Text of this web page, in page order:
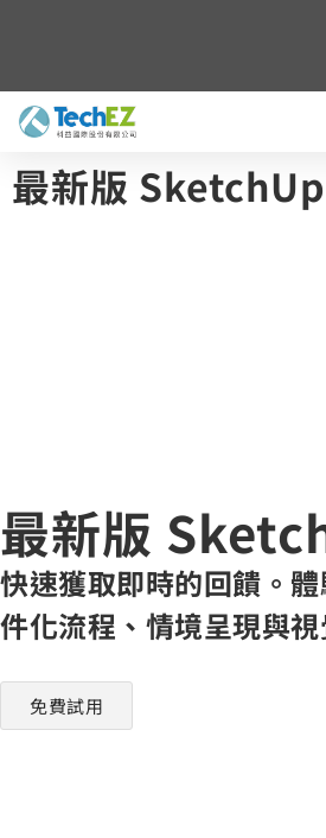
最新版
最新版
快速獲取即時的回饋。
件化流程、情境呈現與
免費試用